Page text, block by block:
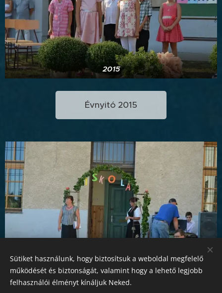
2015
Évnyitó 2015
2014
Sütiket használunk, hogy biztosítsuk a weboldal megfelelő
működését és biztonságát, valamint hogy a lehető legjobb
felhasználói élményt kínáljuk Neked.